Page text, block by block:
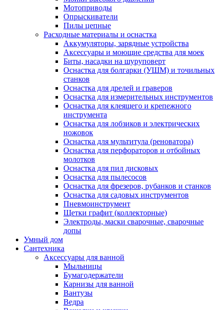
Мотоприводы
Опрыскиватели
Пилы цепные
Расходные материалы и оснастка
Аккумуляторы, зарядные устройства
Аксессуары и моющие средства для моек
Биты, насадки на шуруповерт
Оснастка для болгарки (УШМ) и точильных
станков
Оснастка для дрелей и граверов
Оснастка для измерительных инструментов
Оснастка для клеящего и крепежного
инструмента
Оснастка для лобзиков и электрических
ножовок
Оснастка для мультитула (реноватора)
Оснастка для перфораторов и отбойных
молотков
Оснастка для пил дисковых
Оснастка для пылесосов
Оснастка для фрезеров, рубанков и станков
Оснастка для садовых инструментов
Пневмоинструмент
Щетки графит (коллекторные)
Электроды, маски сварочные, сварочные
допы
Умный дом
Сантехника
Аксессуары для ванной
Мыльницы
Бумагодержатели
Карнизы для ванной
Вантузы
Ведра